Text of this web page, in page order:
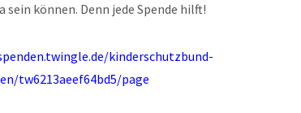
sein können. Denn jede Spende hilft!
kinderschutzbund-
tw6213aeef64bd5/page